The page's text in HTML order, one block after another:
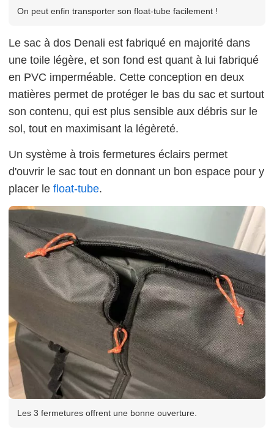
On peut enfin transporter son float-tube facilement !
Le sac à dos Denali est fabriqué en majorité dans
une toile légère, et son fond est quant à lui fabriqué
en PVC imperméable. Cette conception en deux
matières permet de protéger le bas du sac et surtout
son contenu, qui est plus sensible aux débris sur le
sol, tout en maximisant la légèreté.
Un système à trois fermetures éclairs permet
d'ouvrir le sac tout en donnant un bon espace pour y
placer le float-tube.
Les 3 fermetures offrent une bonne ouverture.